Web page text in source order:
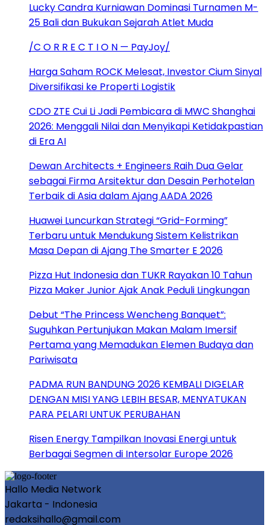
Lucky Candra Kurniawan Dominasi Turnamen M-
25 Bali dan Bukukan Sejarah Atlet Muda
/C O R R E C T I O N — PayJoy/
Harga Saham ROCK Melesat, Investor Cium Sinyal
Diversifikasi ke Properti Logistik
CDO ZTE Cui Li Jadi Pembicara di MWC Shanghai
2026: Menggali Nilai dan Menyikapi Ketidakpastian
di Era AI
Dewan Architects + Engineers Raih Dua Gelar
sebagai Firma Arsitektur dan Desain Perhotelan
Terbaik di Asia dalam Ajang AADA 2026
Huawei Luncurkan Strategi “Grid-Forming”
Terbaru untuk Mendukung Sistem Kelistrikan
Masa Depan di Ajang The Smarter E 2026
Pizza Hut Indonesia dan TUKR Rayakan 10 Tahun
Pizza Maker Junior Ajak Anak Peduli Lingkungan
Debut “The Princess Wencheng Banquet”:
Suguhkan Pertunjukan Makan Malam Imersif
Pertama yang Memadukan Elemen Budaya dan
Pariwisata
PADMA RUN BANDUNG 2026 KEMBALI DIGELAR
DENGAN MISI YANG LEBIH BESAR, MENYATUKAN
PARA PELARI UNTUK PERUBAHAN
Risen Energy Tampilkan Inovasi Energi untuk
Berbagai Segmen di Intersolar Europe 2026
Hallo Media Network
Jakarta - Indonesia
redaksihallo@gmail.com